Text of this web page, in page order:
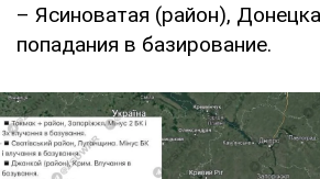
– Ясиноватая (район),
попадания в базирование.